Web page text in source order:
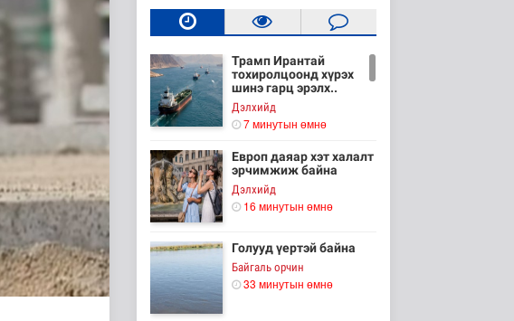
Трамп Ирантай
тохиролцоонд хүрэх
шинэ гарц эрэлх..
Дэлхийд
7 минутын өмнө
Европ даяар хэт халалт
эрчимжиж байна
Дэлхийд
16 минутын өмнө
Голууд үертэй байна
Байгаль орчин
33 минутын өмнө